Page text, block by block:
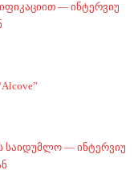
— ინტერვიუ
საიდუმლო — ინტერვიუ